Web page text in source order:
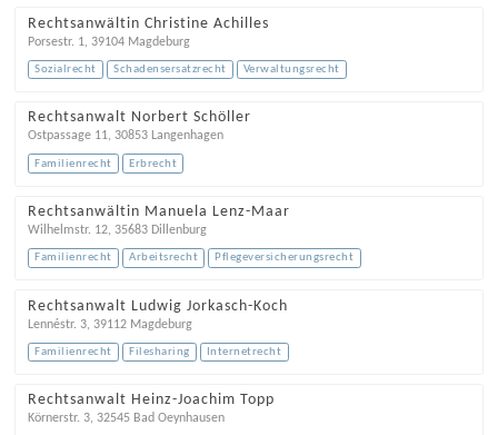
Rechtsanwältin Christine Achilles
Porsestr. 1, 39104 Magdeburg
Sozialrecht Schadensersatzrecht Verwaltungsrecht
Rechtsanwalt Norbert Schöller
Ostpassage 11, 30853 Langenhagen
Familienrecht Erbrecht
Rechtsanwältin Manuela Lenz-Maar
Wilhelmstr. 12, 35683 Dillenburg
Familienrecht Arbeitsrecht Pflegeversicherungsrecht
Rechtsanwalt Ludwig Jorkasch-Koch
Lennéstr. 3, 39112 Magdeburg
Familienrecht Filesharing Internetrecht
Rechtsanwalt Heinz-Joachim Topp
Körnerstr. 3, 32545 Bad Oeynhausen